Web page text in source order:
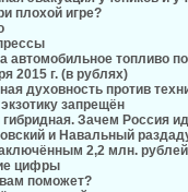
плохой игре?
автомобильное топливо
2015 г. (в рублях)
духовность против
запрещён
гибридная. Зачем Россия
и Навальный
2,2 млн. рублей
цифры
поможет?